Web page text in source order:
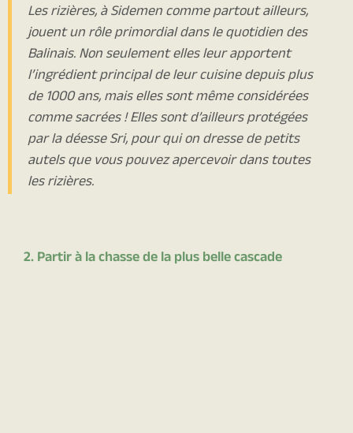
Les rizières, à Sidemen comme partout ailleurs,
jouent un rôle primordial dans le quotidien des
Balinais. Non seulement elles leur apportent
l’ingrédient principal de leur cuisine depuis plus
de 1000 ans, mais elles sont même considérées
comme sacrées ! Elles sont d’ailleurs protégées
par la déesse Sri, pour qui on dresse de petits
autels que vous pouvez apercevoir dans toutes
les rizières.
2. Partir à la chasse de la plus belle cascade